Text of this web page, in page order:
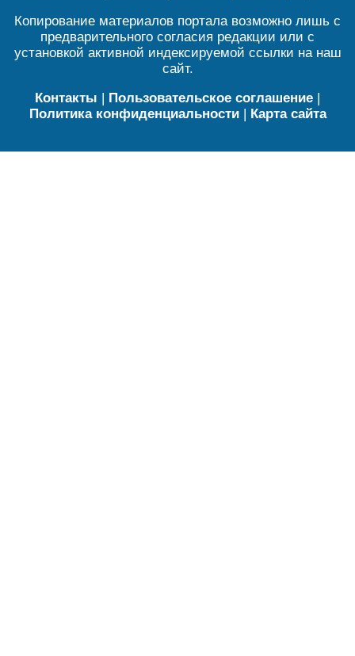
Копирование материалов портала возможно лишь с
предварительного согласия редакции или с
установкой активной индексируемой ссылки на наш
сайт.
Контакты | Пользовательское соглашение |
Политика конфиденциальности| Карта сайта